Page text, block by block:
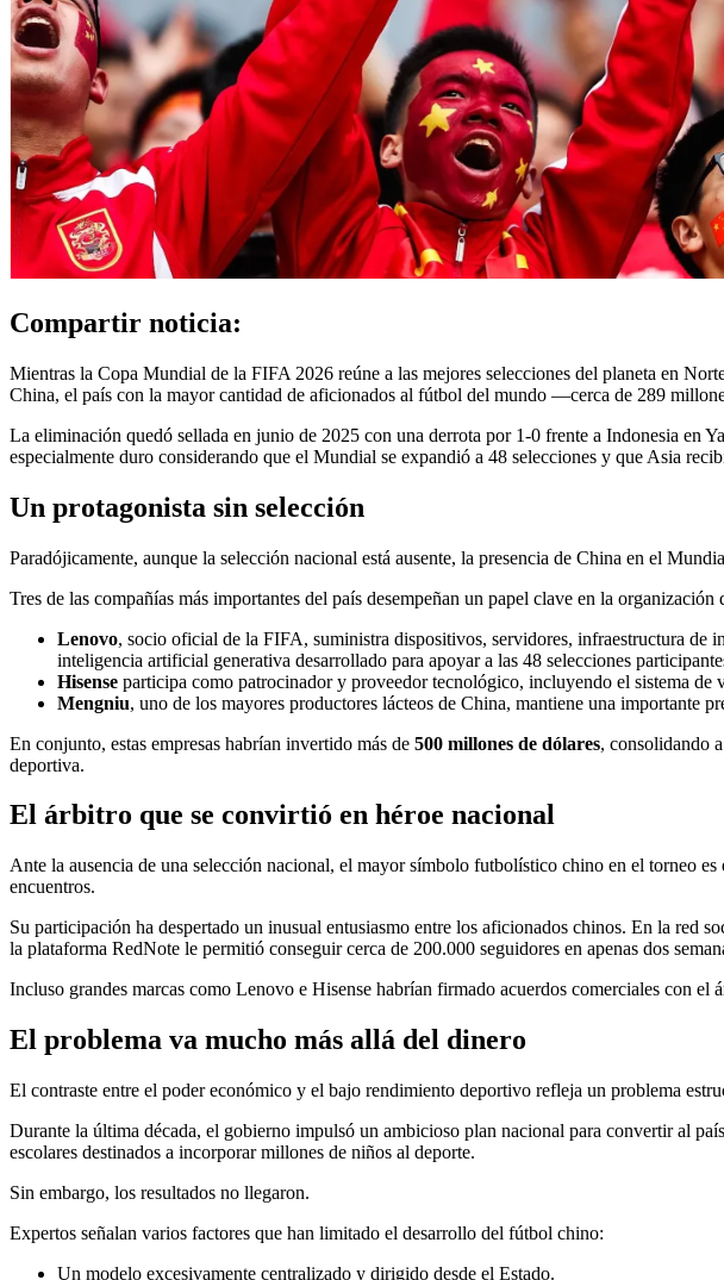
Compartir noticia:
Mientras la Copa Mundial de la FIFA 2026 reúne a las mejores selecciones del planeta en
China, el país con la mayor cantidad de aficionados al fútbol del mundo —cerca de 289
La eliminación quedó sellada en junio de 2025 con una derrota por 1-0 frente a Indonesia en
especialmente duro considerando que el Mundial se expandió a 48 selecciones y que Asia
Un protagonista sin selección
Paradójicamente, aunque la selección nacional está ausente, la presencia de China en el
Tres de las compañías más importantes del país desempeñan un papel clave en la organización
Lenovo, socio oficial de la FIFA, suministra dispositivos, servidores, infraestructura de
inteligencia artificial generativa desarrollado para apoyar a las 48 selecciones
Hisense participa como patrocinador y proveedor tecnológico, incluyendo el sistema de
Mengniu, uno de los mayores productores lácteos de China, mantiene una importante
En conjunto, estas empresas habrían invertido más de 500 millones de dólares, consolidando
deportiva.
El árbitro que se convirtió en héroe nacional
Ante la ausencia de una selección nacional, el mayor símbolo futbolístico chino en el torneo es
encuentros.
Su participación ha despertado un inusual entusiasmo entre los aficionados chinos. En la red
la plataforma RedNote le permitió conseguir cerca de 200.000 seguidores en apenas dos
Incluso grandes marcas como Lenovo e Hisense habrían firmado acuerdos comerciales con
El problema va mucho más allá del dinero
El contraste entre el poder económico y el bajo rendimiento deportivo refleja un problema
Durante la última década, el gobierno impulsó un ambicioso plan nacional para convertir al
escolares destinados a incorporar millones de niños al deporte.
Sin embargo, los resultados no llegaron.
Expertos señalan varios factores que han limitado el desarrollo del fútbol chino:
Un modelo excesivamente centralizado y dirigido desde el Estado.